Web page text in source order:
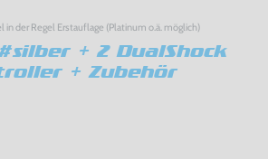
in der Regel Erstauflage (Platinum o.ä. möglich)
+ 2 DualShock
+ Zubehör